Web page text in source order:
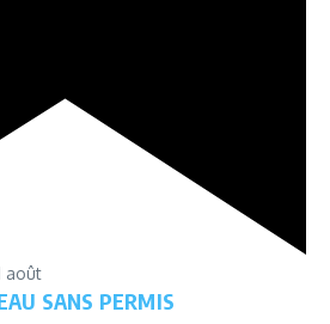
août
SANS PERMIS